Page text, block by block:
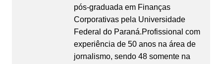
pós-graduada em Finanças
Corporativas pela Universidade
Federal do Paraná.Profissional com
experiência de 50 anos na área de
jornalismo, sendo 48 somente na